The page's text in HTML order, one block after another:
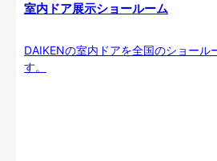
室内ドア展示ショールーム
DAIKENの室内ドアを全国のショール
す。